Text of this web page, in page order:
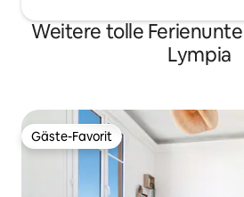
Weitere tolle
Lympia
Gäste-Favorit
Gäste-Favorit